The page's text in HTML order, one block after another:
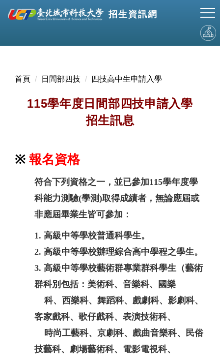
跳
到
招生資訊網
首頁 日間部四技 四技高中生申請入學
115學年度日間部四技申請入學
招生訊息
※ 報名資格
符合下列資格之一，並已參加115學年度學
科能力測驗(學測)取得成績者，無論應屆或
非應屆畢業生皆可參加：
1. 高級中等學校普通科學生。
2. 高級中等學校辦理綜合高中學程之學生。
3. 高級中等學校藝術群專業群科學生（藝術
群科別包括：美術科、音樂科、國樂
科、西樂科、舞蹈科、戲劇科、影劇科、
客家戲科、歌仔戲科、表演技術科、
時尚工藝科、京劇科、戲曲音樂科、民俗
技藝科、劇場藝術科、電影電視科、